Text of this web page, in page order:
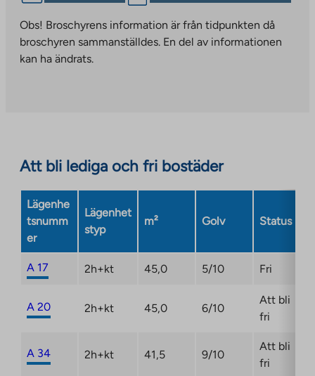
takes
you
in
new
Obs! Broschyrens information är från tidpunkten då
broschyren sammanställdes. En del av informationen
kan ha ändrats.
Att bli lediga och fri bostäder
Lägenhe
tsnumm
er
Lägenhet
styp
m² Golv Status
A 17 2h+kt 45,0 5/10 Fri
A 20 2h+kt 45,0 6/10
Att bli
fri
A 34 2h+kt 41,5 9/10
Att bli
fri